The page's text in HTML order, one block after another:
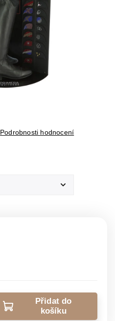
Podrobnosti hodnocení
Přidat do
košíku